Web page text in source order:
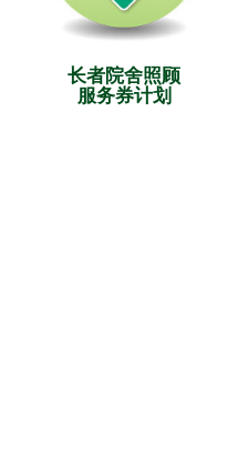
长者院舍照顾
服务券计划